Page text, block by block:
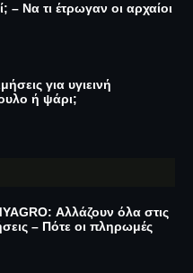
– Να τι έτρωγαν οι αρχαίοι
για υγιεινή
ή ψάρι;
Αλλάζουν όλα στις
– Πότε οι πληρωμές